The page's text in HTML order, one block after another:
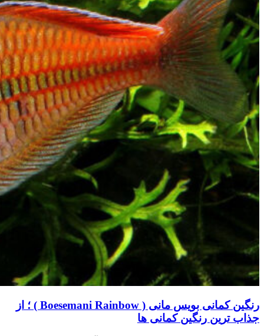
رنگین کمانی بویس مانی ( Boesemani Rainbow ) ؛ از
جذاب ترین رنگین کمانی ها